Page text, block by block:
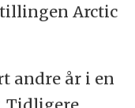
Arctic
andre år i en